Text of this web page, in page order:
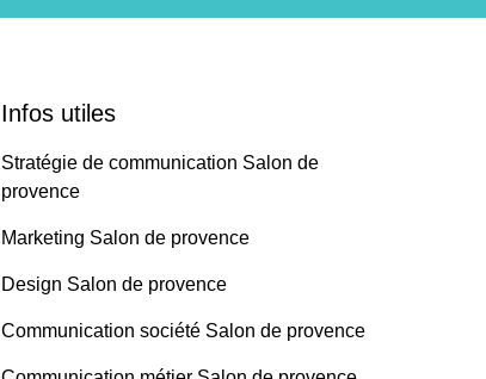
Infos utiles
Stratégie de communication Salon de
provence
Marketing Salon de provence
Design Salon de provence
Communication société Salon de provence